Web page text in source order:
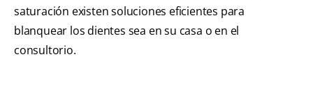
saturación existen soluciones eficientes para
blanquear los dientes sea en su casa o en el
consultorio.